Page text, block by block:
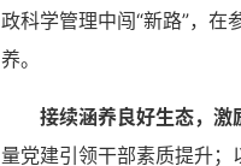
政科学管理中闯“新路”，在
养。
接续涵养良好生态，激
量党建引领干部素质提升